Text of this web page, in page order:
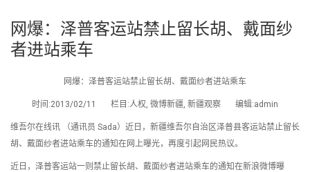
网爆：泽普客运站禁止留长胡、戴面纱
者进站乘车
网爆：泽普客运站禁止留长胡、戴面纱者进站乘车
时间:2013/02/11 栏目:人权, 微博新疆, 新疆观察 编辑:admin
维吾尔在线讯 （通讯员 Sada）近日，新疆维吾尔自治区泽普县客运站禁止留长
胡、戴面纱者进站乘车的通知在网上曝光，再度引起网民热议。
近日，泽普客运站一则禁止留长胡、戴面纱者进站乘车的通知在新浪微博曝